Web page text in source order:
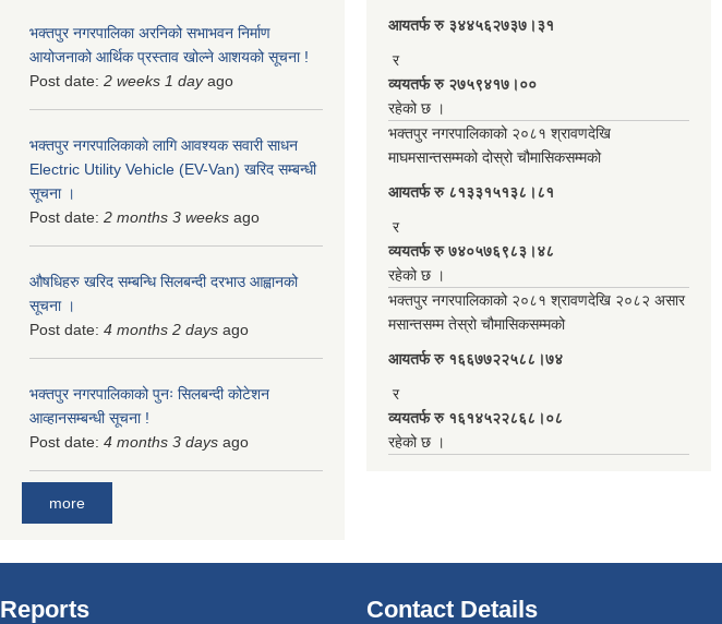
भक्तपुर नगरपालिका अरनिको सभाभवन निर्माण
आयोजनाको आर्थिक प्रस्ताव खोल्ने आशयको सूचना !
Post date: 2 weeks 1 dayago
भक्तपुर नगरपालिकाकाे लागि आवश्यक सवारी साधन
Electric Utility Vehicle (EV-Van) खरिद सम्बन्धी
सूचना ।
Post date: 2 months 3 weeks ago
औषधिहरु खरिद सम्बन्धि सिलबन्दी दरभाउ आह्वानको
सूचना ।
Post date: 4 months 2 days ago
भक्तपुर नगरपालिकाको पुनः सिलबन्दी कोटेशन
आव्हानसम्बन्धी सूचना !
Post date: 4 months 3 days ago
more
आयतर्फ रु‌ ३४४५६२७३७।३१
र
व्ययतर्फ रु २७५९४१७।००
रहेको छ ।
भक्तपुर नगरपालिकाको २०८१ श्रावणदेखि
माघमसान्तसम्मको दोस्रो चौमासिकसम्मको
आयतर्फ रु‌ ८१३३१५१३८।८१
र
व्ययतर्फ रु ७४०५७६९८३।४८
रहेको छ ।
भक्तपुर नगरपालिकाको २०८१ श्रावणदेखि २०८२ असार
मसान्तसम्म तेस्रो चौमासिकसम्मको
आयतर्फ रु‌ १६६७७२२५८८।७४
र
व्ययतर्फ रु १६१४५२२८६८।०८
रहेको छ ।
Reports Contact Details